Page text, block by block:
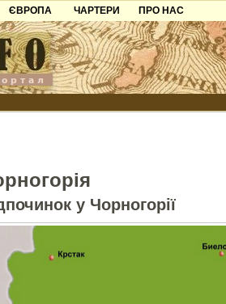
ЄВРОПА
Чорногорія
Хорватія
Болгарія
ЧАРТЕРИ
ПРО НАС
Контакти
Партнерам
Додати готель
у Чорногорії